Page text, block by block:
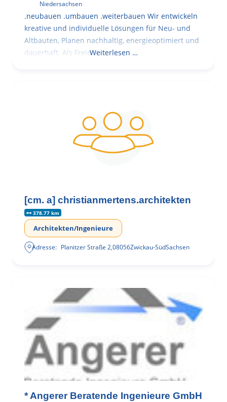
Niedersachsen
.neubauen .umbauen .weiterbauen Wir entwickeln
kreative und individuelle Lösungen für Neu- und
Altbauten, Planen nachhaltig, energieoptimiert und
dauerhaft. Als FreieWeiterlesen …
[cm. a] christianmertens.architekten
378.77 km
Architekten/Ingenieure
Adresse: Planitzer Straße 2,08056Zwickau-SüdSachsen
* Angerer Beratende Ingenieure GmbH